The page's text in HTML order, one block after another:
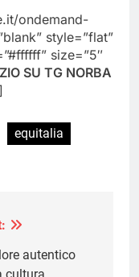
ondemand-
style=”flat”
size=”5″
SU TG NORBA
equitalia
autentico